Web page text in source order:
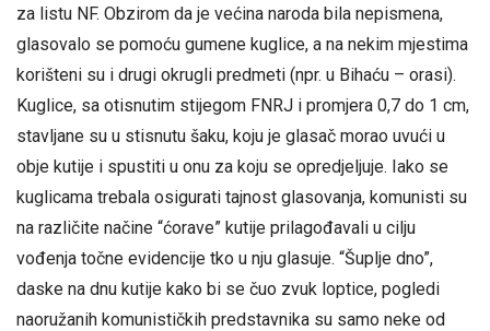
za listu NF. Obzirom da je većina naroda bila nepismena,
glasovalo se pomoću gumene kuglice, a na nekim mjestima
korišteni su i drugi okrugli predmeti (npr. u Bihaću – orasi).
Kuglice, sa otisnutim stijegom FNRJ i promjera 0,7 do 1 cm,
stavljane su u stisnutu šaku, koju je glasač morao uvući u
obje kutije i spustiti u onu za koju se opredjeljuje. Iako se
kuglicama trebala osigurati tajnost glasovanja, komunisti su
na različite načine “ćorave” kutije prilagođavali u cilju
vođenja točne evidencije tko u nju glasuje. “Šuplje dno”,
daske na dnu kutije kako bi se čuo zvuk loptice, pogledi
naoružanih komunističkih predstavnika su samo neke od